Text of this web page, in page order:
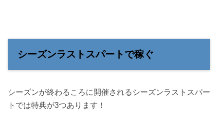
シーズンラストスパートで稼ぐ
シーズンが終わるころに開催されるシーズンラストスパー
トでは特典が3つあります！